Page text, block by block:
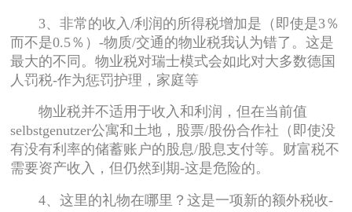
3、非常的收入/利润的所得税增加是（即使是3％
而不是0.5％）-物质/交通的物业税我认为错了。这是
最大的不同。物业税对瑞士模式会如此对大多数德国
人罚税-作为惩罚护理，家庭等
物业税并不适用于收入和利润，但在当前值
selbstgenutzer公寓和土地，股票/股份合作社（即使没
有没有利率的储蓄账户的股息/股息支付等。财富税不
需要资产收入，但仍然到期-这是危险的。
4、这里的礼物在哪里？这是一项新的额外税收-